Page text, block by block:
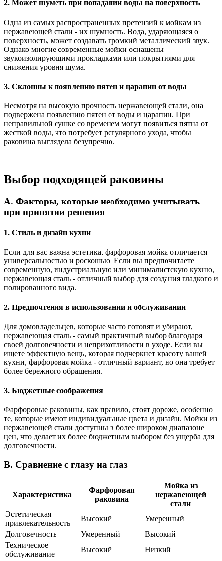
2. Может шуметь при попадании воды на поверхность
Одна из самых распространенных претензий к мойкам из
нержавеющей стали - их шумность. Вода, ударяющаяся о
поверхность, может создавать громкий металлический звук.
Однако многие современные мойки оснащены
звукоизолирующими прокладками или покрытиями для
снижения уровня шума.
3. Склонны к появлению пятен и царапин от воды
Несмотря на высокую прочность нержавеющей стали, она
подвержена появлению пятен от воды и царапин. При
неправильной сушке со временем могут появиться пятна от
жесткой воды, что потребует регулярного ухода, чтобы
раковина выглядела безупречно.
Выбор подходящей раковины
A. Факторы, которые необходимо учитывать
при принятии решения
1. Стиль и дизайн кухни
Если для вас важна эстетика, фарфоровая мойка отличается
универсальностью и роскошью. Если вы предпочитаете
современную, индустриальную или минималистскую кухню,
нержавеющая сталь - отличный выбор для создания гладкого и
полированного вида.
2. Предпочтения в использовании и обслуживании
Для домовладельцев, которые часто готовят и убирают,
нержавеющая сталь - самый практичный выбор благодаря
своей долговечности и неприхотливости в уходе. Если вы
ищете эффектную вещь, которая подчеркнет красоту вашей
кухни, фарфоровая мойка - отличный вариант, но она требует
более бережного обращения.
3. Бюджетные соображения
Фарфоровые раковины, как правило, стоят дороже, особенно
те, которые имеют индивидуальные цвета и дизайн. Мойки из
нержавеющей стали доступны в более широком диапазоне
цен, что делает их более бюджетным выбором без ущерба для
долговечности.
B. Сравнение с глазу на глаз
Характеристика
Фарфоровая
раковина
Мойка из
нержавеющей
стали
Эстетическая
привлекательность
Высокий
Умеренный
Долговечность
Умеренный
Высокий
Техническое
обслуживание
Высокий
Низкий